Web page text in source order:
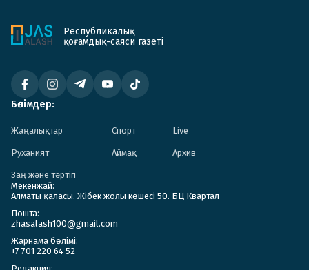
Республикалық
қоғамдық-саяси газеті
Бөлімдер:
Жаңалықтар Спорт Live
Руханият Аймақ Архив
Заң және тәртіп
Мекенжай:
Алматы қаласы. Жібек жолы көшесі 50. БЦ Квартал
Пошта:
zhasalash100@gmail.com
Жарнама бөлімі:
+7 701 220 64 52